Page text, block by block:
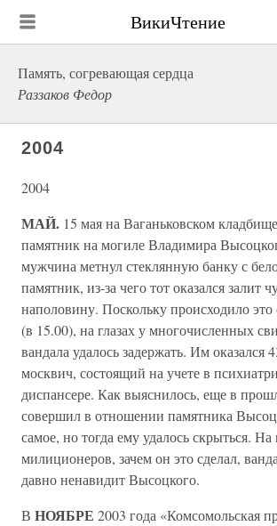
ВикиЧтение
Память, согревающая сердца
Раззаков Федор
2004
2004
МАЙ. 15 мая на Ваганьковском
памятник на могиле Владимира
мужчина метнул стеклянную банку с
памятник, из-за чего тот оказался залит
наполовину. Поскольку происходило это
(в 15.00), на глазах у многочисленных
вандала удалось задержать. Им оказался
москвич, состоящий на учете в
диспансере. Как выяснилось, еще в
совершил в отношении памятника
самое, но тогда ему удалось скрыться. На
милиционеров, зачем он это сделал,
давно ненавидит Высоцкого.
В НОЯБРЕ 2003 года «Комсомольская